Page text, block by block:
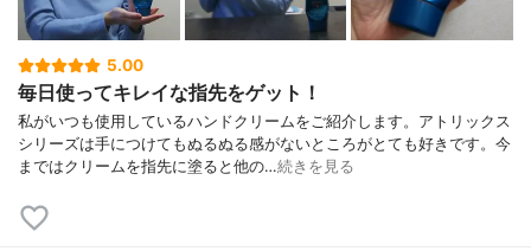
5.00
毎日使ってキレイな指先をゲット！
私がいつも使用しているハンドクリームをご紹介します。アトリックス
シリーズは手につけてもぬるぬる感がないところがとても好きです。今
まではクリームを指先に塗ると他の…続きを見る